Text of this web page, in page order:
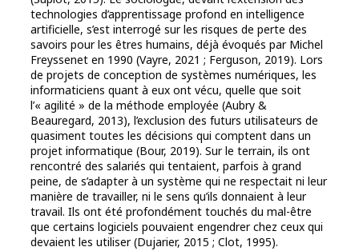
technologies d’apprentissage profond en intelligence
artificielle, s’est interrogé sur les risques de perte des
savoirs pour les êtres humains, déjà évoqués par Michel
Freyssenet en 1990 (Vayre, 2021 ; Ferguson, 2019). Lors
de projets de conception de systèmes numériques, les
informaticiens quant à eux ont vécu, quelle que soit
l’« agilité » de la méthode employée (Aubry &
Beauregard, 2013), l’exclusion des futurs utilisateurs de
quasiment toutes les décisions qui comptent dans un
projet informatique (Bour, 2019). Sur le terrain, ils ont
rencontré des salariés qui tentaient, parfois à grand
peine, de s’adapter à un système qui ne respectait ni leur
manière de travailler, ni le sens qu’ils donnaient à leur
travail. Ils ont été profondément touchés du mal-être
que certains logiciels pouvaient engendrer chez ceux qui
devaient les utiliser (Dujarier, 2015 ; Clot, 1995).